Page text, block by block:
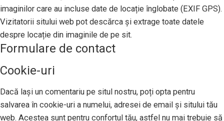
imaginilor care au incluse date de locație înglobate (EXIF GPS).
Vizitatorii sitului web pot descărca și extrage toate datele
despre locație din imaginile de pe sit.
Formulare de contact
Cookie-uri
Dacă lași un comentariu pe situl nostru, poți opta pentru
salvarea în cookie-uri a numelui, adresei de email și sitului tău
web. Acestea sunt pentru confortul tău, astfel nu mai trebuie să